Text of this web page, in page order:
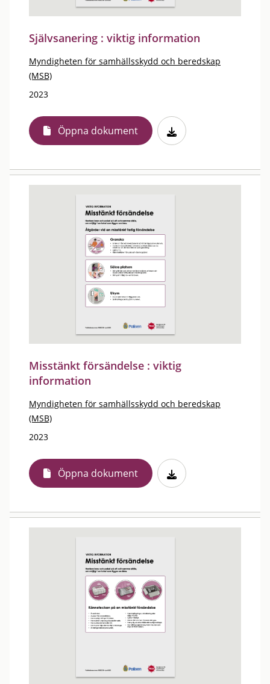
Självsanering : viktig information
Myndigheten för samhällsskydd och beredskap
(MSB)
2023
Öppna dokument
Misstänkt försändelse : viktig
information
Myndigheten för samhällsskydd och beredskap
(MSB)
2023
Öppna dokument